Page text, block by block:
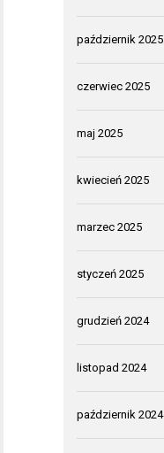
październik 2025
czerwiec 2025
maj 2025
kwiecień 2025
marzec 2025
styczeń 2025
grudzień 2024
listopad 2024
październik 2024